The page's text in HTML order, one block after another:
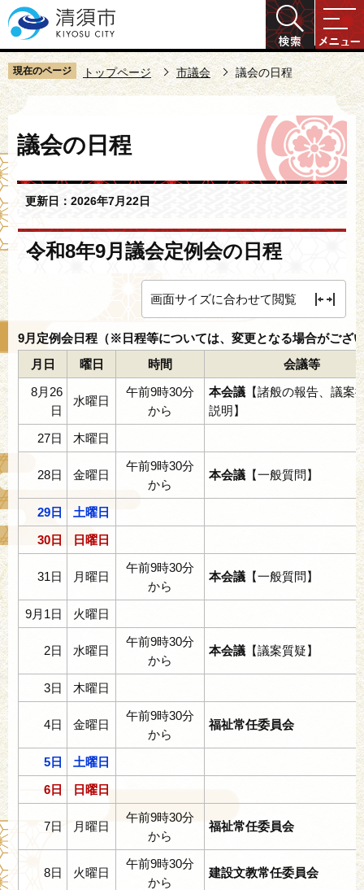
こ
の
ペ
ー
ジ
の
先
頭
で
す
現在のページ トップページ 市議会 議会の日程
文
こ
ら
議会の日程
更新日：2026年7月22日
令和8年9月議会定例会の日程
画面サイズに合わせて閲覧
9月定例会日程（※日程等については、変更となる場合がござ
月日
曜日 時間
会議等
8月26
日
水曜日
午前9時30分
から
本会議 【諸般の報告、議案
説明】
27日
木曜日
28日 金曜日
午前9時30分
から
本会議 【一般質問】
29日
土曜日
30日
日曜日
31日 月曜日
午前9時30分
から
本会議 【一般質問】
9月1日 火曜日
2日 水曜日
午前9時30分
から
本会議 【議案質疑】
3日 木曜日
4日 金曜日
午前9時30分
から
福祉常任委員会
5日
土曜日
6日
日曜日
7日 月曜日
午前9時30分
から
福祉常任委員会
8日 火曜日
午前9時30分
から
建設文教常任委員会